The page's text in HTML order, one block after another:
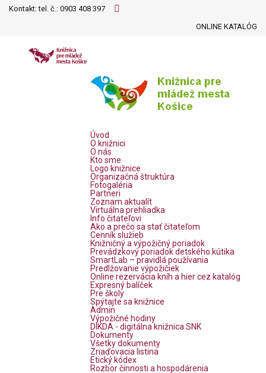
Kontakt: tel. č.: 0903 408 397
ONLINE KATALÓG
Úvod
O knižnici
O nás
Kto sme
Logo knižnice
Organizačná štruktúra
Fotogaléria
Partneri
Zoznam aktualít
Virtuálna prehliadka
Info čitateľovi
Ako a prečo sa stať čitateľom
Cenník služieb
Knižničný a výpožičný poriadok
Prevádzkový poriadok detského kútika
SmartLab – pravidlá používania
Predlžovanie výpožičiek
Online rezervácia kníh a hier cez katalóg
Expresný balíček
Pre školy
Spýtajte sa knižnice
Admin
Výpožičné hodiny
DIKDA - digitálna knižnica SNK
Dokumenty
Všetky dokumenty
Zriaďovacia listina
Etický kódex
Rozbor činnosti a hospodárenia